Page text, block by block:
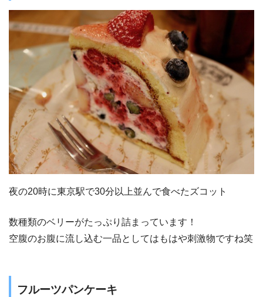
夜の20時に東京駅で30分以上並んで食べたズコット
数種類のベリーがたっぷり詰まっています！
空腹のお腹に流し込む一品としてはもはや刺激物ですね笑
フルーツパンケーキ